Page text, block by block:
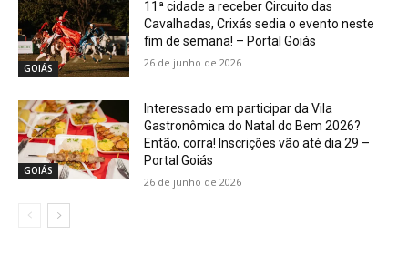
GOIÁS
11ª cidade a receber Circuito das
Cavalhadas, Crixás sedia o evento neste
fim de semana! – Portal Goiás
26 de junho de 2026
GOIÁS
Interessado em participar da Vila
Gastronômica do Natal do Bem 2026?
Então, corra! Inscrições vão até dia 29 –
Portal Goiás
26 de junho de 2026